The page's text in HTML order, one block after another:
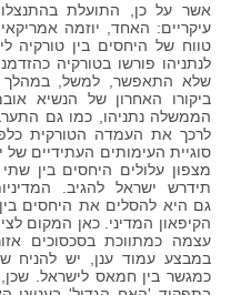
אשר על כן, התועלת
עיקריים: האחד, יוזמה
טווח של היחסים בין טורקיה
לנתניהו פורשו בטורקיה
שלא התאפשר, למשל, במהלך
ביקורו האחרון של הנשיא
הממשלה נתניהו, כמו גם
לרכך את העמדה הטורקית
סוגיית העימותים העתידיים
מצפון עלולים היחסים בין
תידרש ישראל להגיב.
גם היא להסלים את היחסים
הקיפאון המדיני. כאן המקום
עצמה כמתווכת בסכסוכים
במבצע עמוד ענן, יש להניח
כמגשר בין חמאס לישראל.